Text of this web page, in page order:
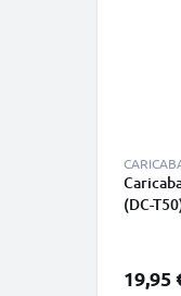
(DC-
19,95